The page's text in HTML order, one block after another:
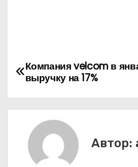
Н
в
Компания velcom в
выручку на 17%
Автор: